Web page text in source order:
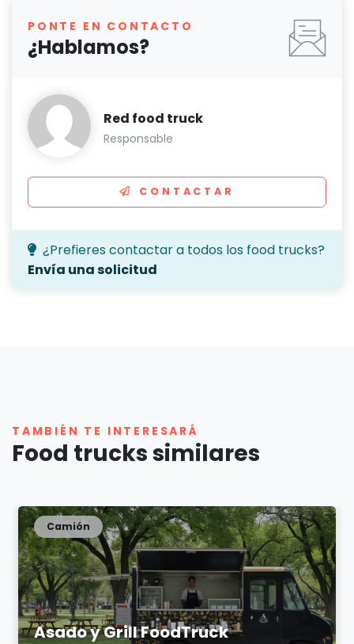
PONTE EN CONTACTO
¿Hablamos?
Red food truck
Responsable
CONTACTAR
¿Prefieres contactar a todos los food trucks?
Envía una solicitud
TAMBIÉN TE INTERESARÁ
Food trucks similares
Asado y Grill FoodTruck
Camión